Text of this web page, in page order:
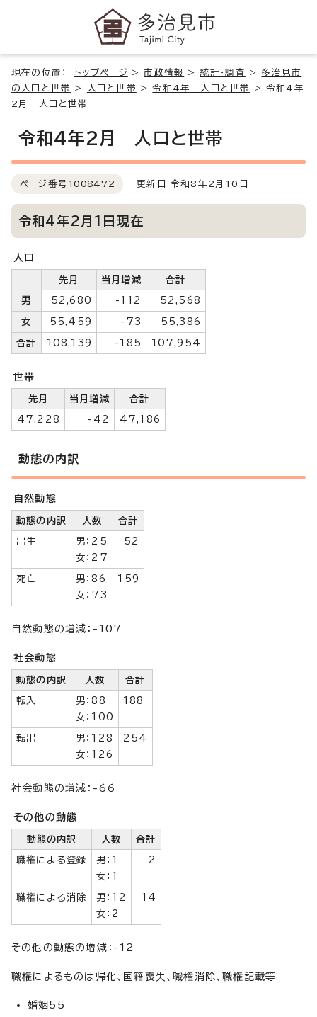
現在の位置： トップページ >市政情報 > 統計・調査 >多治見市
の人口と世帯
> 人口と世帯 >令和4年 人口と世帯 >令和4年
2月 人口と世帯
令和4年2月 人口と世帯
ページ番号 1008472 更新日 令和8年2月10日
令和4年2月1日現在
人口
先月 当月増減 合計
男 52,680 -112 52,568
女 55,459 -73 55,386
合計 108,139 -185 107,954
世帯
先月 当月増減 合計
47,228 -42 47,186
動態の内訳
自然動態
動態の内訳 人数 合計
出生
男：25
女：27
52
死亡
男：86
女：73
159
自然動態の増減：-107
社会動態
動態の内訳 人数 合計
転入
男：88
女：100
188
転出
男：128
女：126
254
社会動態の増減：-66
その他の動態
動態の内訳 人数 合計
職権による登録
男：1
女：1
2
職権による消除
男：12
女：2
14
その他の動態の増減：-12
職権によるものは帰化、国籍喪失、職権消除、職権記載等
婚姻55